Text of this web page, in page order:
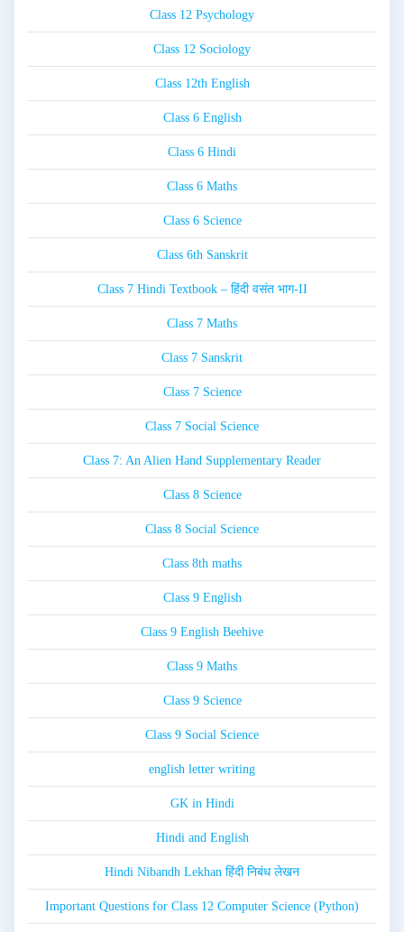
Class 12 Psychology
Class 12 Sociology
Class 12th English
Class 6 English
Class 6 Hindi
Class 6 Maths
Class 6 Science
Class 6th Sanskrit
Class 7 Hindi Textbook – हिंदी वसंत भाग-II
Class 7 Maths
Class 7 Sanskrit
Class 7 Science
Class 7 Social Science
Class 7: An Alien Hand Supplementary Reader
Class 8 Science
Class 8 Social Science
Class 8th maths
Class 9 English
Class 9 English Beehive
Class 9 Maths
Class 9 Science
Class 9 Social Science
english letter writing
GK in Hindi
Hindi and English
Hindi Nibandh Lekhan हिंदी निबंध लेखन
Important Questions for Class 12 Computer Science (Python)